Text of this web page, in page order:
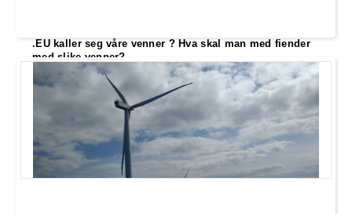
.EU kaller seg våre venner ? Hva skal man med fiender
med slike venner?
I løpet av de siste månedene har forholdet
mellom Norge og EU blitt satt på prøve,
spesielt med tanke på fiskekvoter